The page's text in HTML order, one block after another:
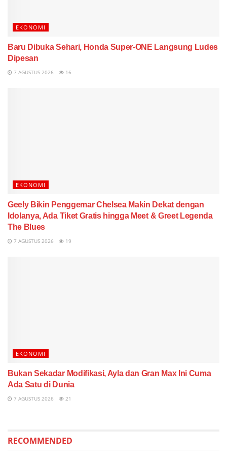
EKONOMI
Baru Dibuka Sehari, Honda Super-ONE Langsung Ludes
Dipesan
7 AGUSTUS 2026 16
EKONOMI
Geely Bikin Penggemar Chelsea Makin Dekat dengan
Idolanya, Ada Tiket Gratis hingga Meet & Greet Legenda
The Blues
7 AGUSTUS 2026 19
EKONOMI
Bukan Sekadar Modifikasi, Ayla dan Gran Max Ini Cuma
Ada Satu di Dunia
7 AGUSTUS 2026 21
RECOMMENDED